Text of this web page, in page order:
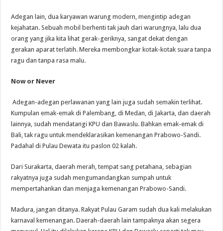
Adegan lain, dua karyawan warung modern, mengintip adegan
kejahatan. Sebuah mobil berhenti tak jauh dari warungnya, lalu dua
orang yang jika kita lihat gerak-geriknya, sangat dekat dengan
gerakan aparat terlatih. Mereka membongkar kotak-kotak suara tanpa
ragu dan tanpa rasa malu.
Now or Never
Adegan-adegan perlawanan yang lain juga sudah semakin terlihat.
Kumpulan emak-emak di Palembang, di Medan, di Jakarta, dan daerah
lainnya, sudah mendatangi KPU dan Bawaslu. Bahkan emak-emak di
Bali, tak ragu untuk mendeklarasikan kemenangan Prabowo-Sandi.
Padahal di Pulau Dewata itu paslon 02 kalah.
Dari Surakarta, daerah merah, tempat sang petahana, sebagian
rakyatnya juga sudah mengumandangkan sumpah untuk
mempertahankan dan menjaga kemenangan Prabowo-Sandi.
Madura, jangan ditanya. Rakyat Pulau Garam sudah dua kali melakukan
karnaval kemenangan. Daerah-daerah lain tampaknya akan segera